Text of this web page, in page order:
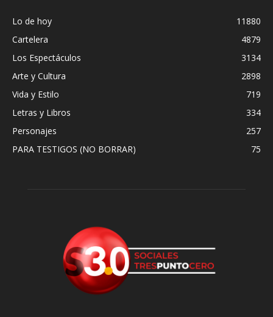
Lo de hoy
11880
Cartelera
4879
Los Espectáculos
3134
Arte y Cultura
2898
Vida y Estilo
719
Letras y Libros
334
Personajes
257
PARA TESTIGOS (NO BORRAR)
75